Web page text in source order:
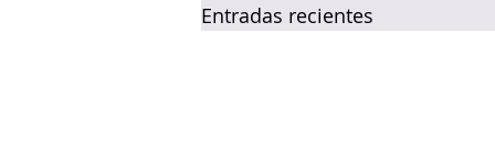
Entradas recientes